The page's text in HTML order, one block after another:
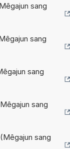
sang
sang
sang
sang
sang